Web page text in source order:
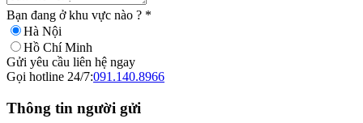
Bạn đang ở khu vực nào ? *
Hà Nội
Hồ Chí Minh
Gửi yêu cầu liên hệ ngay
Gọi hotline 24/7:091.140.8966
Thông tin người gửi